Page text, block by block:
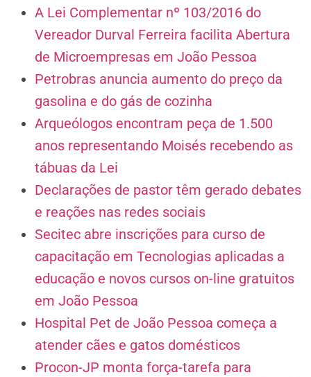
A Lei Complementar nº 103/2016 do
Vereador Durval Ferreira facilita Abertura
de Microempresas em João Pessoa
Petrobras anuncia aumento do preço da
gasolina e do gás de cozinha
Arqueólogos encontram peça de 1.500
anos representando Moisés recebendo as
tábuas da Lei
Declarações de pastor têm gerado debates
e reações nas redes sociais
Secitec abre inscrições para curso de
capacitação em Tecnologias aplicadas a
educação e novos cursos on-line gratuitos
em João Pessoa
Hospital Pet de João Pessoa começa a
atender cães e gatos domésticos
Procon-JP monta força-tarefa para